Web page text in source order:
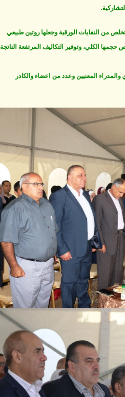
من النفايات الورقية وجعلها روتين طبيعي
الكلي، وتوفير التكاليف المرتفعة الناتجة
المعنيين وعدد من اعضاء والكادر